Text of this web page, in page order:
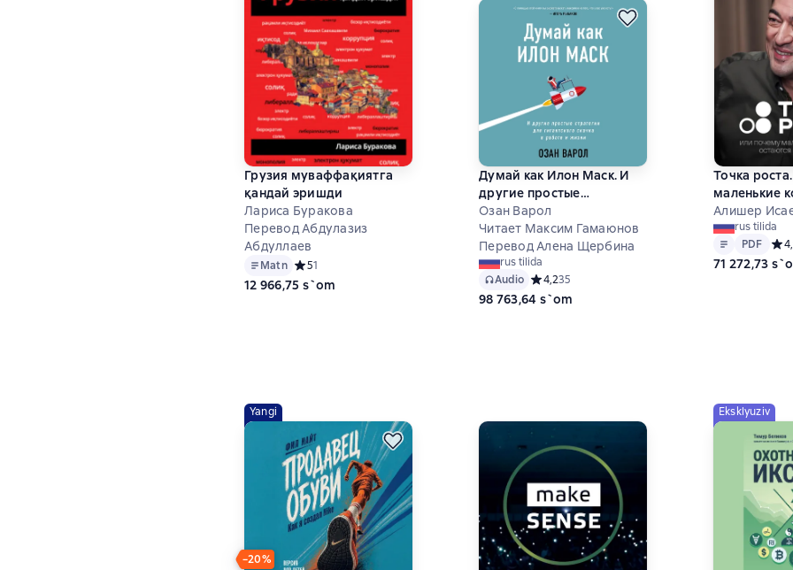
Грузия муваффақиятга
қандай эришди
Лариса Буракова
Перевод Абдулазиз
Абдуллаев
Matn Средний рейтинг 5 на основе 1 оценок
51
12 966,75 s`om
Думай как Илон Маск. И
другие простые
стратегии для
гигантского скачка в
работе и жизни
Озан Варол
Читает Максим Гамаюнов
Перевод Алена Щербина
rus tilida
Audio Средний рейтинг 4,2 на основе 35 оценок
4,235
98 763,64 s`om
Точка
маленькие
остаются
Алишер
rus tilida
Matn
PDF
PDF
71 272,73
Yangi
−20%
Eksklyuziv